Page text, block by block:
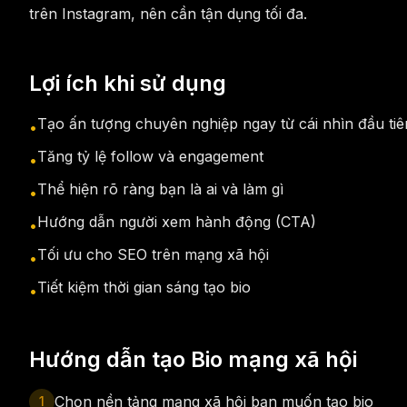
trên Instagram, nên cần tận dụng tối đa.
Lợi ích khi sử dụng
•Tạo ấn tượng chuyên nghiệp ngay từ cái nhìn đầu
•Tăng tỷ lệ follow và engagement
•Thể hiện rõ ràng bạn là ai và làm gì
•Hướng dẫn người xem hành động (CTA)
•Tối ưu cho SEO trên mạng xã hội
•Tiết kiệm thời gian sáng tạo bio
Hướng dẫn tạo Bio mạng xã hội
1 Chọn nền tảng mạng xã hội bạn muốn tạo bio